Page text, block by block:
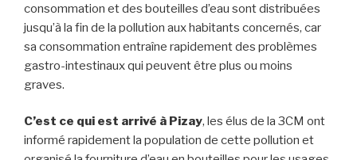
consommation et des bouteilles d’eau sont distribuées
jusqu’à la fin de la pollution aux habitants concernés, car
sa consommation entraîne rapidement des problèmes
gastro-intestinaux qui peuvent être plus ou moins
graves.
C’est ce qui est arrivé à Pizay, les élus de la 3CM ont
informé rapidement la population de cette pollution et